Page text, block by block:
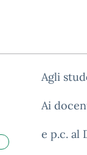
Agli
Ai
e p.c. al